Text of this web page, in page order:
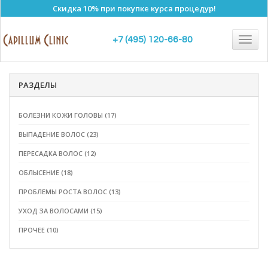
Скидка 10% при покупке курса процедур!
+7 (495) 120-66-80
Болезни Кожи Головы
РАЗДЕЛЫ
БОЛЕЗНИ КОЖИ ГОЛОВЫ (17)
ВЫПАДЕНИЕ ВОЛОС (23)
ПЕРЕСАДКА ВОЛОС (12)
ОБЛЫСЕНИЕ (18)
ПРОБЛЕМЫ РОСТА ВОЛОС (13)
УХОД ЗА ВОЛОСАМИ (15)
ПРОЧЕЕ (10)